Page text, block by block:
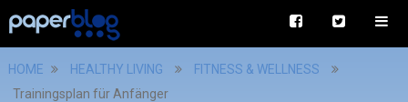
HOME HEALTHY LIVING
FITNESS & WELLNESS
Trainingsplan für Anfänger